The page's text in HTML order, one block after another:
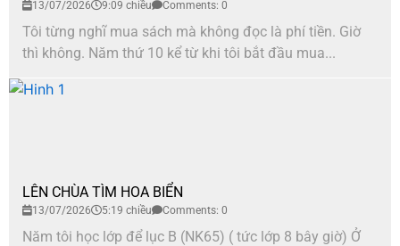
13/07/2026 9:09 chiều Comments: 0
Tôi từng nghĩ mua sách mà không đọc là phí tiền. Giờ
thì không. Năm thứ 10 kể từ khi tôi bắt đầu mua...
LÊN CHÙA TÌM HOA BIỂN
13/07/2026 5:19 chiều Comments: 0
Năm tôi học lớp để lục B (NK65) ( tức lớp 8 bây giờ) Ở